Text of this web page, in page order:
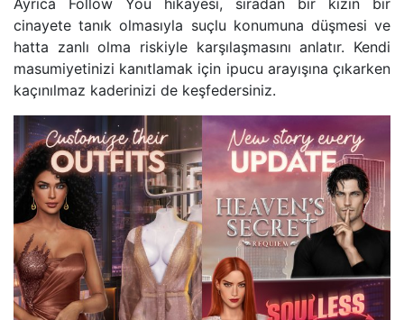
Ayrıca Follow You hikayesi, sıradan bir kızın bir
cinayete tanık olmasıyla suçlu konumuna düşmesi ve
hatta zanlı olma riskiyle karşılaşmasını anlatır. Kendi
masumiyetinizi kanıtlamak için ipucu arayışına çıkarken
kaçınılmaz kaderinizi de keşfedersiniz.